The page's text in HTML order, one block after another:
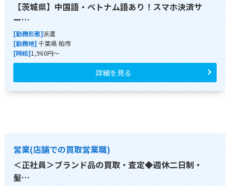
【茨城県】中国語・ベトナム語あり！スマホ決済サ
ー…
[勤務形態]派遣
[勤務地] 千葉県 柏市
[時給]1,960円～
詳細を見る
営業(店舗での買取営業職)
＜正社員＞ブランド品の買取・査定◆週休二日制・
髪…